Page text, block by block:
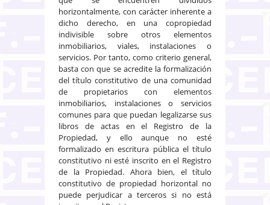
horizontalmente, con carácter inherente a
dicho derecho, en una copropiedad
indivisible sobre otros elementos
inmobiliarios, viales, instalaciones o
servicios. Por tanto, como criterio general,
basta con que se acredite la formalización
del título constitutivo de una comunidad
de propietarios con elementos
inmobiliarios, instalaciones o servicios
comunes para que puedan legalizarse sus
libros de actas en el Registro de la
Propiedad, y ello aunque no esté
formalizado en escritura pública el título
constitutivo ni esté inscrito en el Registro
de la Propiedad. Ahora bien, el título
constitutivo de propiedad horizontal no
puede perjudicar a terceros si no está